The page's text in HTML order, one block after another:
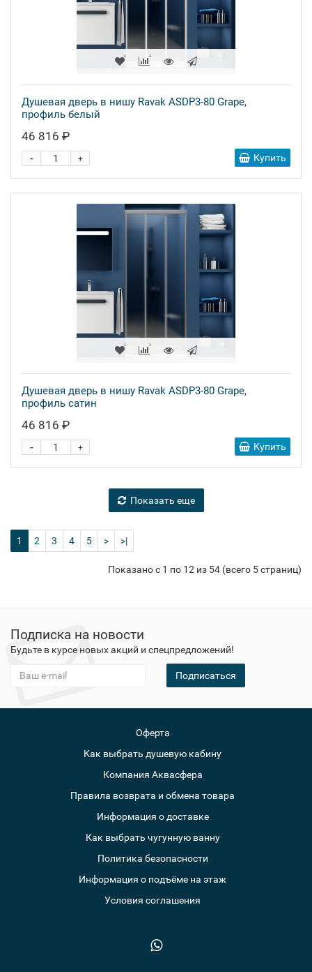
Душевая дверь в нишу Ravak ASDP3-80 Grape,
профиль белый
46 816 ₽
+
- Купить
Душевая дверь в нишу Ravak ASDP3-80 Grape,
профиль сатин
46 816 ₽
+
- Купить
Показать еще
1 2 3 4 5 > >|
Показано с 1 по 12 из 54 (всего 5 страниц)
Подписка на новости
Будьте в курсе новых акций и спецпредложений!
Подписаться
Оферта
Как выбрать душевую кабину
Компания Аквасфера
Правила возврата и обмена товара
Информация о доставке
Как выбрать чугунную ванну
Политика безопасности
Информация о подъёме на этаж
Условия соглашения